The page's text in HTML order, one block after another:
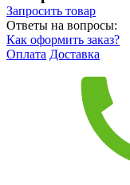
Запросить товар
Ответы на вопросы:
Как оформить заказ?
Оплата Доставка